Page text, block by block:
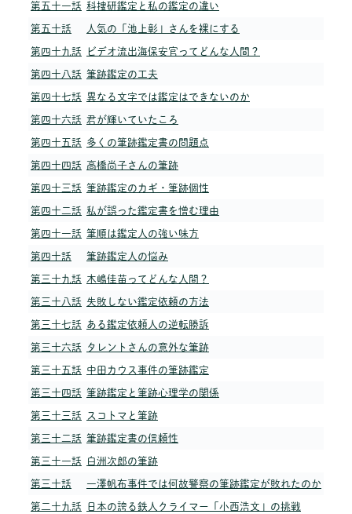
第五十一話 科捜研鑑定と私の鑑定の違い
第五十話 人気の「池上彰」さんを裸にする
第四十九話 ビデオ流出海保安官ってどんな人間？
第四十八話 筆跡鑑定の工夫
第四十七話 異なる文字では鑑定はできないのか
第四十六話 君が輝いていたころ
第四十五話 多くの筆跡鑑定書の問題点
第四十四話 高橋尚子さんの筆跡
第四十三話 筆跡鑑定のカギ・筆跡個性
第四十二話 私が誤った鑑定書を憎む理由
第四十一話 筆順は鑑定人の強い味方
第四十話 筆跡鑑定人の悩み
第三十九話 木嶋佳苗ってどんな人間？
第三十八話 失敗しない鑑定依頼の方法
第三十七話 ある鑑定依頼人の逆転勝訴
第三十六話 タレントさんの意外な筆跡
第三十五話 中田カウス事件の筆跡鑑定
第三十四話 筆跡鑑定と筆跡心理学の関係
第三十三話 スコトマと筆跡
第三十二話 筆跡鑑定書の信頼性
第三十一話 白洲次郎の筆跡
第三十話 一澤帆布事件では何故警察の筆跡鑑定が敗れたのか
第二十九話 日本の誇る鉄人クライマー「小西浩文」の挑戦